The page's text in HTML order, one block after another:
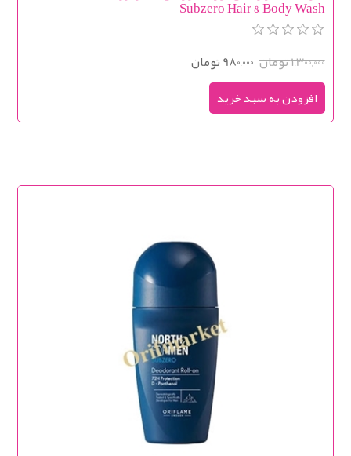
Subzero Hair & Body Wash
1,300,000 تومان 980,000 تومان